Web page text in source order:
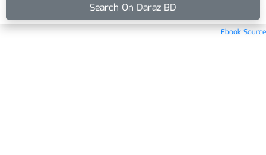
Search On Daraz BD
Ebook Source